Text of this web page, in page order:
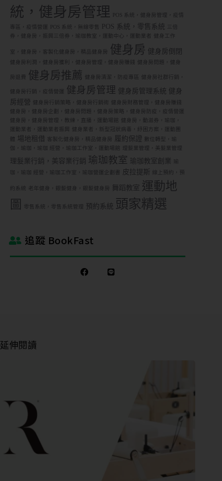
統，健身房管理
POS 系統，健身房管理，疫情
專區，疫情營運 POS 系統，無線零售 POS 系統，零售系統
三倍
券，健身房，振興三倍券，瑜珈教室，運動中心，運動業者
健身工作
室，健身房，客製化健身房，精品健身房 健身房 健身房倒閉
健身房利潤，健身房獲利，健身房管理，健身房賺錢 健身房問題，健身
房退費 健身房推薦 健身房清潔，防疫專區 健身房社群行銷，
健身房行銷，疫情營運 健身房管理 健身房管理系統 健身
房經營
健身房行銷策略，健身房行銷術
健身房財務管理，健身房賺錢
健身房，健身房企劃，健身房問題，健身房策略，健身房防疫，疫情營運
健身房，健身房管理，教練，直播，運動場館
健身房，動滋券，瑜珈，
運動業者，運動業者振興
健身業者，新型冠狀病毒，紓困方案，運動團
場地租借 客製化健身房，精品健身房 履約保證
數位轉型，瑜
伽，瑜珈，瑜珈 經營，瑜珈工作室，運動場館
理髮業管理，美髮業管理
理髮業行銷，美容業行銷 瑜珈教室 瑜珈教室創業
珈，瑜珈 經營，瑜珈工作室，瑜珈營運企劃書
皮拉提斯 線上預約，預
約系統 老年健身，銀髮健身，銀髮健身房 舞蹈教室 運動地
圖
零售系統，零售系統管理 預約系統 頭家精選
追蹤 BookFast
延伸閱讀